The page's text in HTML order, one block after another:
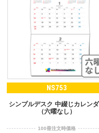
NS753
シンプルデスク 中綴じカレン
（六曜なし）
100冊注文時価格